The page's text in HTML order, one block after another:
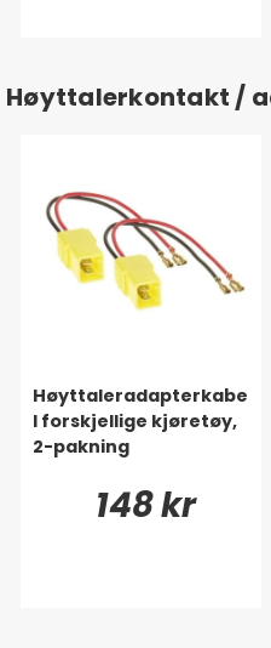
Høyttalerkontakt /
Høyttaleradapterkabe
l forskjellige kjøretøy,
2-pakning
148 kr